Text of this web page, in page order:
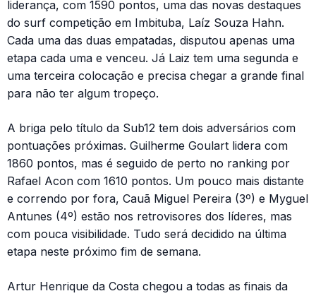
liderança, com 1590 pontos, uma das novas destaques
do surf competição em Imbituba, Laíz Souza Hahn.
Cada uma das duas empatadas, disputou apenas uma
etapa cada uma e venceu. Já Laiz tem uma segunda e
uma terceira colocação e precisa chegar a grande final
para não ter algum tropeço.
A briga pelo título da Sub12 tem dois adversários com
pontuações próximas. Guilherme Goulart lidera com
1860 pontos, mas é seguido de perto no ranking por
Rafael Acon com 1610 pontos. Um pouco mais distante
e correndo por fora, Cauã Miguel Pereira (3º) e Myguel
Antunes (4º) estão nos retrovisores dos líderes, mas
com pouca visibilidade. Tudo será decidido na última
etapa neste próximo fim de semana.
Artur Henrique da Costa chegou a todas as finais da